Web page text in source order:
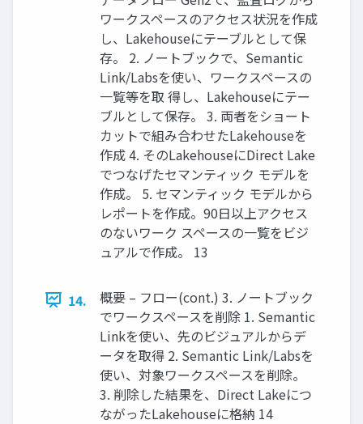
ワークスペースのアクセス状況を作成
し、Lakehouseにテーブルとして保
存。 2. ノートブックで、Semantic
Link/Labsを使い、ワークスペースの
一覧等を取 得し、Lakehouseにテー
ブルとして保存。 3. 両者をショート
カットで組み合わせたLakehouseを
作成 4. そのLakehouseにDirect Lake
でつなげたセマンティック モデルを
作成。 5. セマンティック モデルから
レポートを作成。90日以上アクセス
のないワーク スペースの一覧をビジ
ュアルで作成。 13
14.
概要 – フロー(cont.) 3. ノートブック
でワークスペースを削除 1. Semantic
Linkを使い、先のビジュアルからデ
ータを取得 2. Semantic Link/Labsを
使い、対象ワークスペースを削除。
3. 削除した結果を、Direct Lakeにつ
ながったLakehouseに格納 14